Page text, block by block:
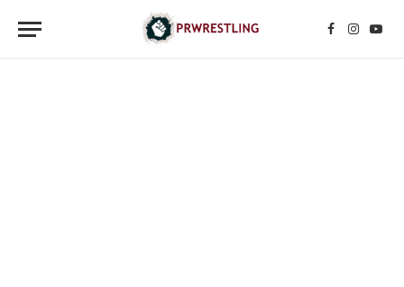
Facebook